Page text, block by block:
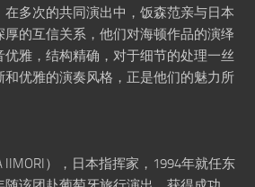
多次的共同演出中，饭森范亲与日本
的互信关系，他们对海顿作品的演绎
雅，结构精确，对于细节的处理一丝
优雅的演奏风格，正是他们的魅力所
IIMORI），日本指挥家，1994年就任东